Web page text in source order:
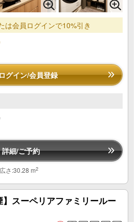
は会員ログインで10%引き
グイン/会員登録
詳細/ご予約
さ:30.28 m2
】スーペリアファミリールー